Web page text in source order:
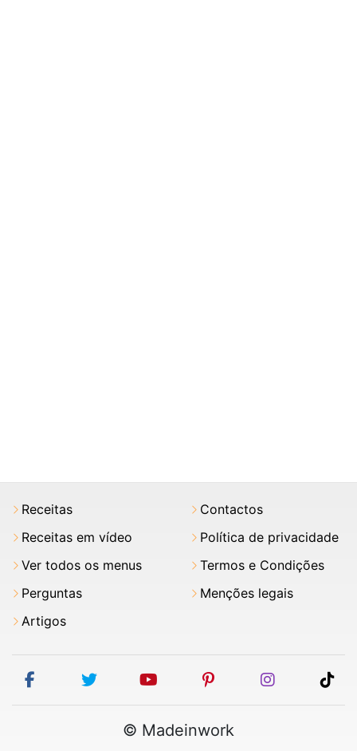
Receitas
Receitas em vídeo
Ver todos os menus
Perguntas
Artigos
Contactos
Política de privacidade
Termos e Condições
Menções legais
facebooktwitter youtubepinterestinstagram
© Madeinwork